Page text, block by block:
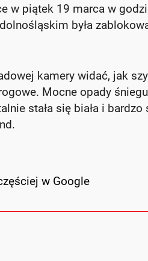
w piątek 19 marca w
była
kamery widać, jak
Mocne opady
stała się biała i
w Google